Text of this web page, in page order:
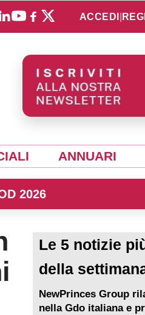
ACCEDI
ANNUARI
2026
Le 5 notizie
della
NewPrinces Group
nella Gdo italiana e